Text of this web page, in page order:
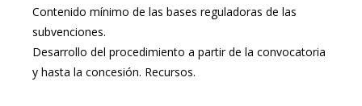
Contenido mínimo de las bases reguladoras de las
subvenciones.
Desarrollo del procedimiento a partir de la convocatoria
y hasta la concesión. Recursos.